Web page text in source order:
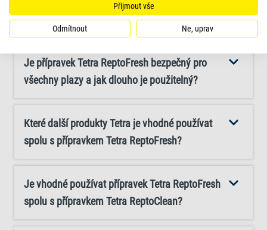
přípravek dobře protřepejte a každý týden přidejte 10 ml
na každých 50 l vody přímo do akvária. Pro dosažení
nejlepších dlouhodobých výsledků lze Tetra ReptoFresh
kombinovat s přípravkem Tetra ReptoClean, který
podporuje trvalou biologickou rovnováhu a snižování
zajišťuje Tetra ReptoFresh čerstvou vodu, zdravější
prostředí a méně úsilí při údržbě, což z něj činí
Jak rychle přípravek Tetra ReptoFresh účinkuje?
Je přípravek Tetra ReptoFresh bezpečný pro
všechny plazy a jak dlouho je použitelný?
Které další produkty Tetra je vhodné používat
spolu s přípravkem Tetra ReptoFresh?
Je vhodné používat přípravek Tetra ReptoFresh
spolu s přípravkem Tetra ReptoClean?
Přijmout vše
Odmítnout Ne, uprav